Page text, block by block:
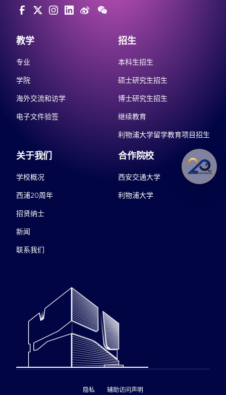
教学
专业
学院
海外交流和访学
电子文件验签
招生
本科生招生
硕士研究生招生
博士研究生招生
继续教育
利物浦大学留学教育项目招生
关于我们
学校概况
西浦20周年
招贤纳士
新闻
联系我们
合作院校
西安交通大学
利物浦大学
隐私 辅助访问声明